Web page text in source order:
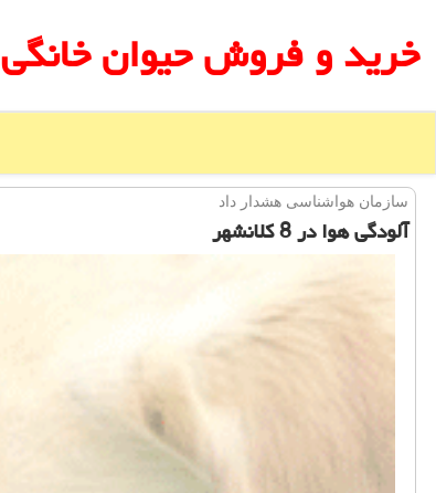
خرید و فروش حیوان خانگی
سازمان هواشناسی هشدار داد
آلودگی هوا در 8 كلانشهر